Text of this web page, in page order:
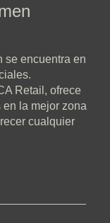
se encuentra en
Retail, ofrece
la mejor zona
cualquier